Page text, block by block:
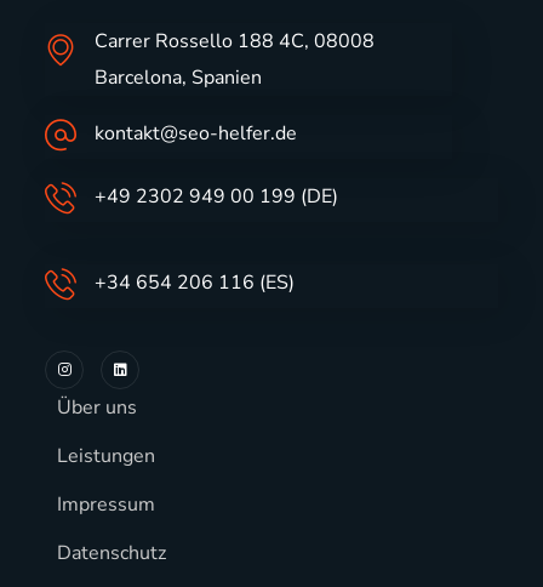
Carrer Rossello 188 4C, 08008
Barcelona, Spanien
kontakt@seo-helfer.de
+49 2302 949 00 199 (DE)
+34 654 206 116 (ES)
Über uns
Leistungen
Impressum
Datenschutz